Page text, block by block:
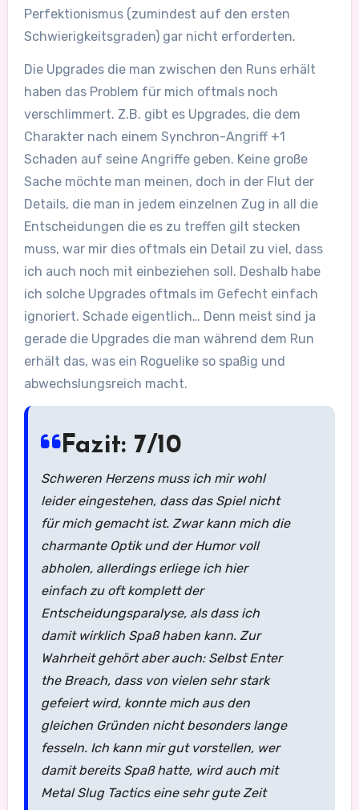
Perfektionismus (zumindest auf den ersten
Schwierigkeitsgraden) gar nicht erforderten.
Die Upgrades die man zwischen den Runs erhält
haben das Problem für mich oftmals noch
verschlimmert. Z.B. gibt es Upgrades, die dem
Charakter nach einem Synchron-Angriff +1
Schaden auf seine Angriffe geben. Keine große
Sache möchte man meinen, doch in der Flut der
Details, die man in jedem einzelnen Zug in all die
Entscheidungen die es zu treffen gilt stecken
muss, war mir dies oftmals ein Detail zu viel, dass
ich auch noch mit einbeziehen soll. Deshalb habe
ich solche Upgrades oftmals im Gefecht einfach
ignoriert. Schade eigentlich… Denn meist sind ja
gerade die Upgrades die man während dem Run
erhält das, was ein Roguelike so spaßig und
abwechslungsreich macht.
Fazit: 7/10
Schweren Herzens muss ich mir wohl
leider eingestehen, dass das Spiel nicht
für mich gemacht ist. Zwar kann mich die
charmante Optik und der Humor voll
abholen, allerdings erliege ich hier
einfach zu oft komplett der
Entscheidungsparalyse, als dass ich
damit wirklich Spaß haben kann. Zur
Wahrheit gehört aber auch: SelbstEnter
the Breach, dass von vielen sehr stark
gefeiert wird, konnte mich aus den
gleichen Gründen nicht besonders lange
fesseln. Ich kann mir gut vorstellen, wer
damit bereits Spaß hatte, wird auch mit
Metal Slug Tactics eine sehr gute Zeit